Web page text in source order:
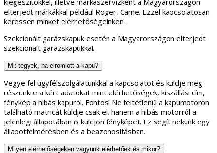
elterjedt márkákkal például Roger, Came. Ezzel kapcsolatosan
keressen minket elérhetőségeinken.
Szekcionált garázskapuk esetén a Magyarországon elterjedt
szekcionált garázskapukkal.
Mit tegyek, ha elromlott a kapu?
Vegye fel ügyfélszolgálatunkkal a kapcsolatot és küldje meg
részünkre a kért adatokat mint elérhetőségek, kiszállási cím,
fénykép a hibás kapuról. Fontos! Ne feltétlenül a kapumotoron
található matricát küldje csak el, hanem a hibás motorról a
jelenlegi állapotában is küldjön fényképet. Ez segít nekünk egy
állapotfelmérésben és a beazonosításban.
Milyen elérhetőségeken vagyunk elérhetőek és mikor?